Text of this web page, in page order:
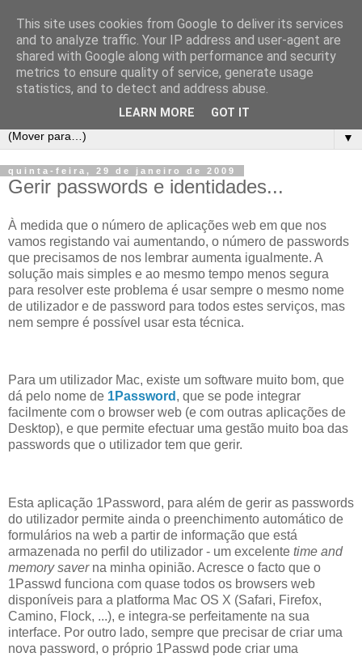
Mac @ ISCTE-IUL
Grupo de utilizadores da plataforma Apple Mac OS X no
ISCTE-IUL.
▼
quinta-feira, 29 de janeiro de 2009
Gerir passwords e identidades...
À medida que o número de aplicações web em que nos
vamos registando vai aumentando, o número de passwords
que precisamos de nos lembrar aumenta igualmente. A
solução mais simples e ao mesmo tempo menos segura
para resolver este problema é usar sempre o mesmo nome
de utilizador e de password para todos estes serviços, mas
nem sempre é possível usar esta técnica.
Para um utilizador Mac, existe um software muito bom, que
dá pelo nome de 1Password , que se pode integrar
facilmente com o browser web (e com outras aplicações de
Desktop), e que permite efectuar uma gestão muito boa das
passwords que o utilizador tem que gerir.
Esta aplicação 1Password, para além de gerir as passwords
do utilizador permite ainda o preenchimento automático de
formulários na web a partir de informação que está
armazenada no perfil do utilizador - um excelente time and
memory saverna minha opinião. Acresce o facto que o
1Passwd funciona com quase todos os browsers web
disponíveis para a platforma Mac OS X (Safari, Firefox,
Camino, Flock, ...), e integra-se perfeitamente na sua
interface. Por outro lado, sempre que precisar de criar uma
nova password, o próprio 1Passwd pode criar uma
This site uses cookies from Google to deliver its services
and to analyze traffic. Your IP address and user-agent are
shared with Google along with performance and security
metrics to ensure quality of service, generate usage
statistics, and to detect and address abuse.
LEARN MORE GOT IT